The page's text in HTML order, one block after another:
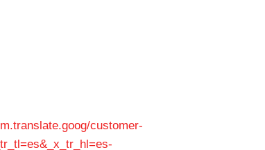
customer-